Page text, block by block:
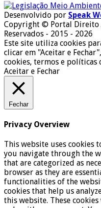
Desenvolvido por Speak
Copyright © Portal Direito
Reservados - 2015 - 2026
Este site utiliza cookies
clicar em "Aceitar e
cookies, termos e políticas
Aceitar e Fechar
Fechar
Privacy Overview
This website uses cookies
you navigate through the
that are categorized as
browser as they are
functionalities of the
cookies that help us
this website. These